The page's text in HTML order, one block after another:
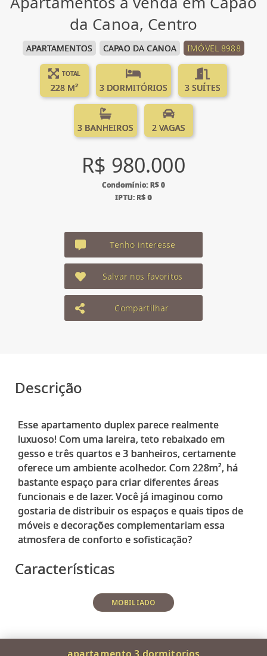
da Canoa, Centro
APARTAMENTOS CAPAO DA CANOA IMÓVEL 8988
TOTAL
228 M² 3 DORMITÓRIOS 3 SUÍTES
3 BANHEIROS 2 VAGAS
R$ 980.000
Condomínio: R$ 0
IPTU: R$ 0
Tenho interesse
Salvar nos favoritos
Compartilhar
Descrição
Esse apartamento duplex parece realmente
luxuoso! Com uma lareira, teto rebaixado em
gesso e três quartos e 3 banheiros, certamente
oferece um ambiente acolhedor. Com 228m², há
bastante espaço para criar diferentes áreas
funcionais e de lazer. Você já imaginou como
gostaria de distribuir os espaços e quais tipos de
móveis e decorações complementariam essa
atmosfera de conforto e sofisticação?
Características
MOBILIADO